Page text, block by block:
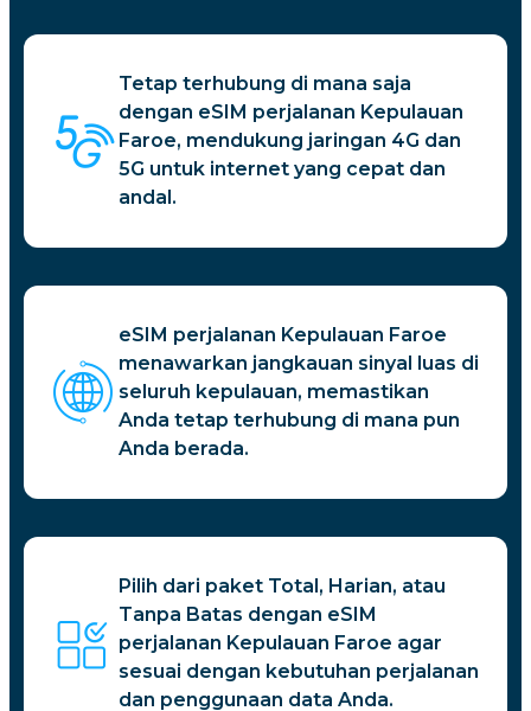
Tetap terhubung di mana saja
dengan eSIM perjalanan Kepulauan
Faroe, mendukung jaringan 4G dan
5G untuk internet yang cepat dan
andal.
eSIM perjalanan Kepulauan Faroe
menawarkan jangkauan sinyal luas di
seluruh kepulauan, memastikan
Anda tetap terhubung di mana pun
Anda berada.
Pilih dari paket Total, Harian, atau
Tanpa Batas dengan eSIM
perjalanan Kepulauan Faroe agar
sesuai dengan kebutuhan perjalanan
dan penggunaan data Anda.